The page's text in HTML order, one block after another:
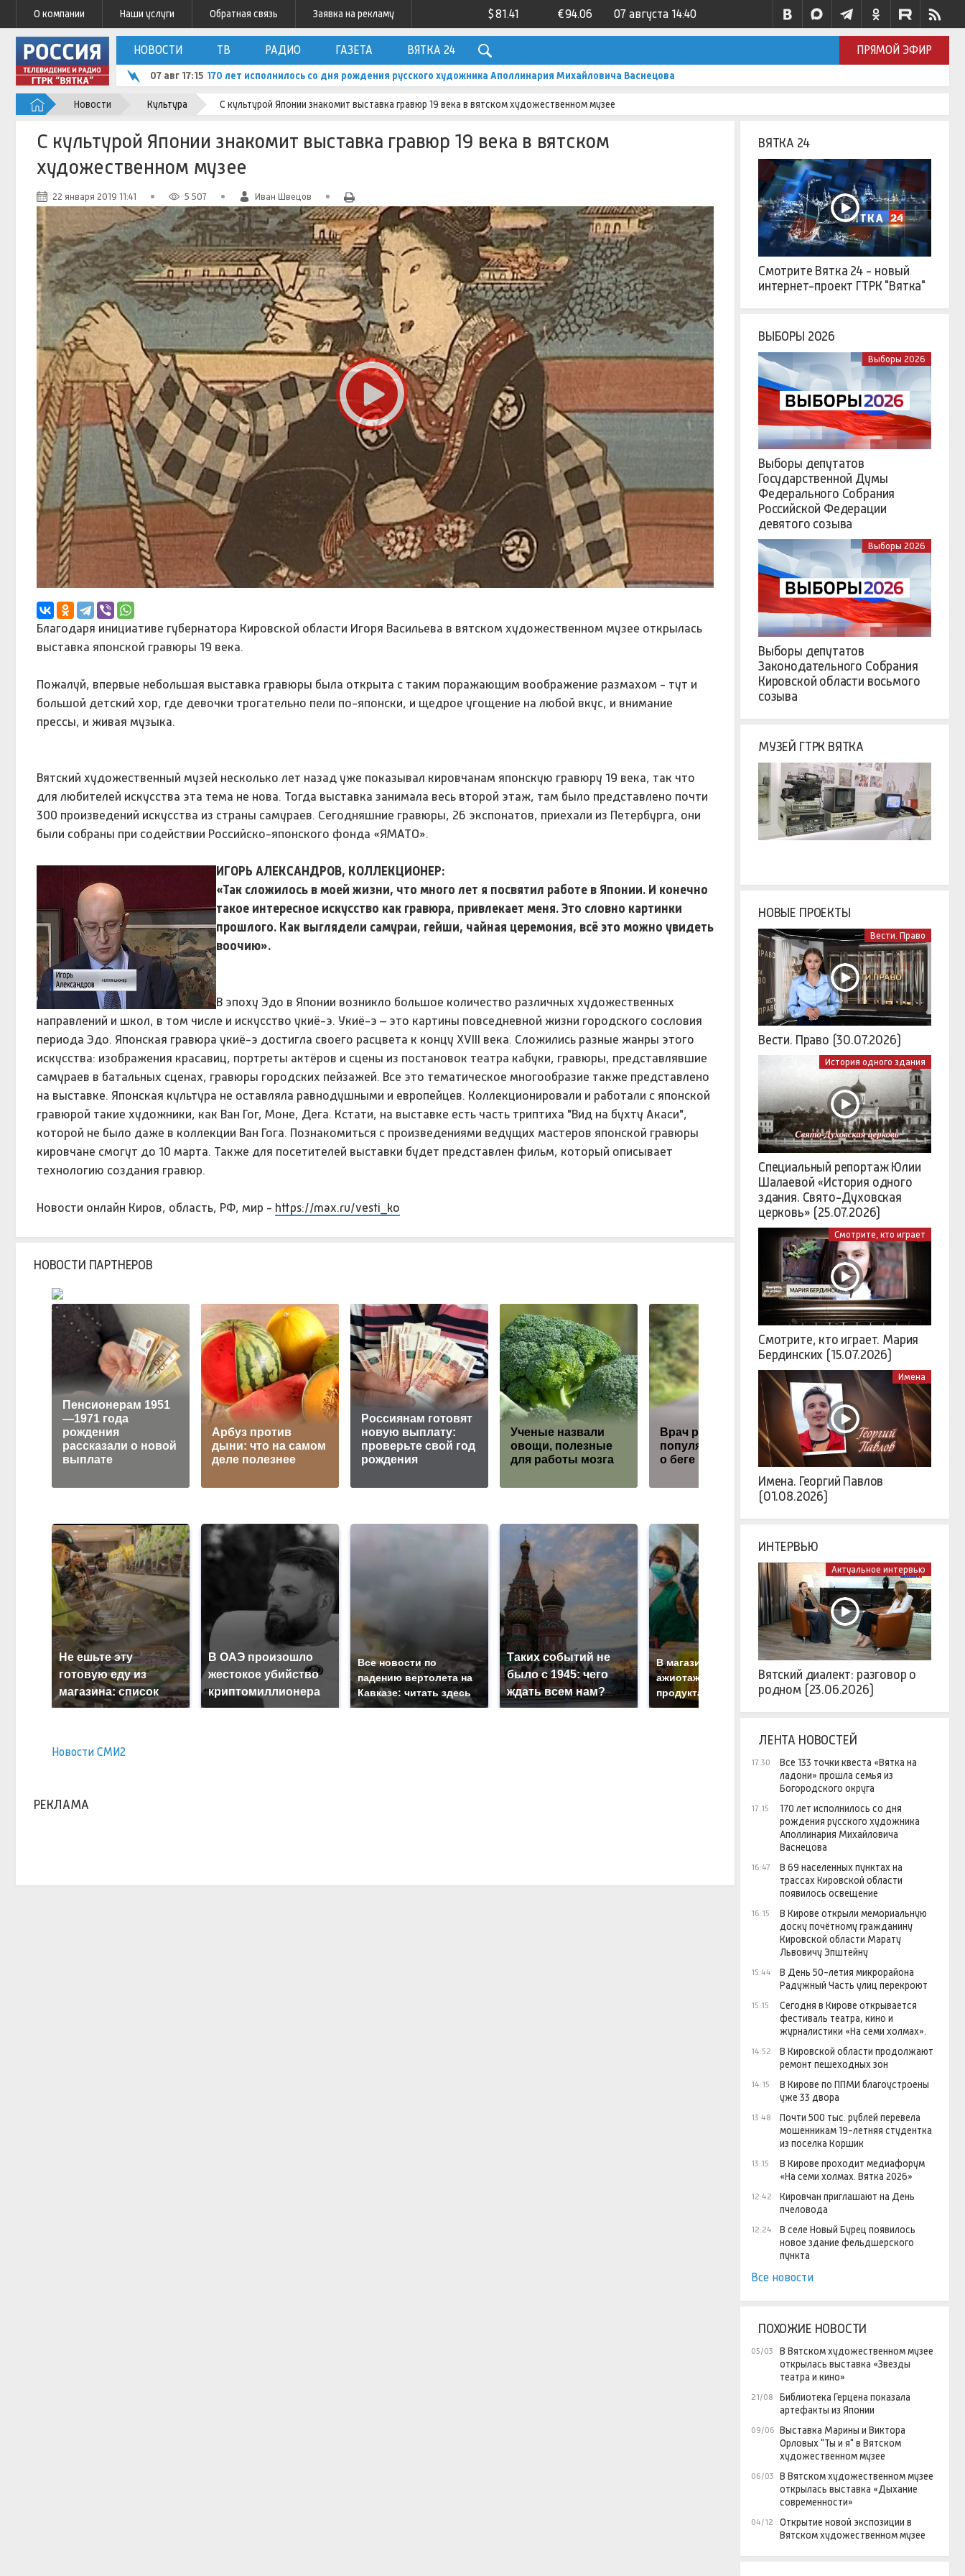
О компании Наши услуги Обратная связь Заявка на рекламу $81.41 €94.06 07 августа 14:40
НОВОСТИ ТВ РАДИО ГАЗЕТА ВЯТКА 24 ПРЯМОЙ ЭФИР
07 авг 17:15 170 лет исполнилось со дня рождения русского художника Аполлинария Михайловича Васнецова
Новости Культура С культурой Японии знакомит выставка гравюр 19 века в вятском художественном музее
С культурой Японии знакомит выставка гравюр 19 века в вятском
художественном музее
22 января 2019 11:41 5 507 Иван Швецов
Благодаря инициативе губернатора Кировской области Игоря Васильева в вятском художественном музее открылась
выставка японской гравюры 19 века.
Пожалуй, впервые небольшая выставка гравюры была открыта с таким поражающим воображение размахом - тут и
большой детский хор, где девочки трогательно пели по-японски, и щедрое угощение на любой вкус, и внимание
прессы, и живая музыка.
Вятский художественный музей несколько лет назад уже показывал кировчанам японскую гравюру 19 века, так что
для любителей искусства эта тема не нова. Тогда выставка занимала весь второй этаж, там было представлено почти
300 произведений искусства из страны самураев. Сегодняшние гравюры, 26 экспонатов, приехали из Петербурга, они
были собраны при содействии Российско-японского фонда «ЯМАТО».
ИГОРЬ АЛЕКСАНДРОВ, КОЛЛЕКЦИОНЕР:
«Так сложилось в моей жизни, что много лет я посвятил работе в Японии. И конечно
такое интересное искусство как гравюра, привлекает меня. Это словно картинки
прошлого. Как выглядели самураи, гейши, чайная церемония, всё это можно увидеть
воочию».
В эпоху Эдо в Японии возникло большое количество различных художественных
направлений и школ, в том числе и искусство укиё-э. Укиё-э – это картины повседневной жизни городского сословия
периода Эдо. Японская гравюра укиё-э достигла своего расцвета к концу XVIII века. Сложились разные жанры этого
искусства: изображения красавиц, портреты актёров и сцены из постановок театра кабуки, гравюры, представлявшие
самураев в батальных сценах, гравюры городских пейзажей. Все это тематическое многообразие также представлено
на выставке. Японская культура не оставляла равнодушными и европейцев. Коллекционировали и работали с японской
гравюрой такие художники, как Ван Гог, Моне, Дега. Кстати, на выставке есть часть триптиха "Вид на бухту Акаси",
которой не было даже в коллекции Ван Гога. Познакомиться с произведениями ведущих мастеров японской гравюры
кировчане смогут до 10 марта. Также для посетителей выставки будет представлен фильм, который описывает
технологию создания гравюр.
Новости онлайн Киров, область, РФ, мир - https://max.ru/vesti_ko
НОВОСТИ ПАРТНЕРОВ
Пенсионерам 1951
—1971 года
рождения
рассказали о новой
выплате
Арбуз против
дыни: что на самом
деле полезнее
Россиянам готовят
новую выплату:
проверьте свой год
рождения
Ученые назвали
овощи, полезные
для работы мозга
Врач развеяла
популярный миф
о беге
Молдова: Санду
окончательно
«придушила»
Гагаузию
Не ешьте эту
готовую еду из
магазина: список
В ОАЭ произошло
жестокое убийство
криптомиллионера
Все новости по
падению вертолета на
Кавказе: читать здесь
Таких событий не
было с 1945: чего
ждать всем нам?
В магазинах России
ажиотаж из-за этого
продукта: что купить?
СМИ: В Химках на
полицейскую
машину напали и
подожгли.
Новости СМИ2
РЕКЛАМА
ВЯТКА 24
Смотрите Вятка 24 - новый
интернет-проект ГТРК "Вятка"
ВЫБОРЫ 2026
Выборы 2026
Выборы депутатов
Государственной Думы
Федерального Собрания
Российской Федерации
девятого созыва
Выборы 2026
Выборы депутатов
Законодательного Собрания
Кировской области восьмого
созыва
МУЗЕЙ ГТРК ВЯТКА
НОВЫЕ ПРОЕКТЫ
Вести. Право
Вести. Право (30.07.2026)
История одного здания
Специальный репортаж Юлии
Шалаевой «История одного
здания. Свято-Духовская
церковь» (25.07.2026)
Смотрите, кто играет
Смотрите, кто играет. Мария
Бердинских (15.07.2026)
Имена
Имена. Георгий Павлов
(01.08.2026)
ИНТЕРВЬЮ
Актуальное интервью
Вятский диалект: разговор о
родном (23.06.2026)
ЛЕНТА НОВОСТЕЙ
17:30
Все 133 точки квеста «Вятка на
ладони» прошла семья из
Богородского округа
17:15
170 лет исполнилось со дня
рождения русского художника
Аполлинария Михайловича
Васнецова
16:47
В 69 населенных пунктах на
трассах Кировской области
появилось освещение
16:15
В Кирове открыли мемориальную
доску почётному гражданину
Кировской области Марату
Львовичу Эпштейну
15:44
В День 50-летия микрорайона
Радужный Часть улиц перекроют
15:15
Сегодня в Кирове открывается
фестиваль театра, кино и
журналистики «На семи холмах».
14:52
В Кировской области продолжают
ремонт пешеходных зон
14:15
В Кирове по ППМИ благоустроены
уже 33 двора
13:48
Почти 500 тыс. рублей перевела
мошенникам 19-летняя студентка
из поселка Коршик
13:15
В Кирове проходит медиафорум
«На семи холмах. Вятка 2026»
12:42
Кировчан приглашают на День
пчеловода
12:24
В селе Новый Бурец появилось
новое здание фельдшерского
пункта
Все новости
ПОХОЖИЕ НОВОСТИ
05/03
В Вятском художественном музее
открылась выставка «Звезды
театра и кино»
21/08
Библиотека Герцена показала
артефакты из Японии
09/06 Выставка Марины и Виктора
Орловых "Ты и я" в Вятском
художественном музее
06/03
В Вятском художественном музее
открылась выставка «Дыхание
современности»
04/12
Открытие новой экспозиции в
Вятском художественном музее